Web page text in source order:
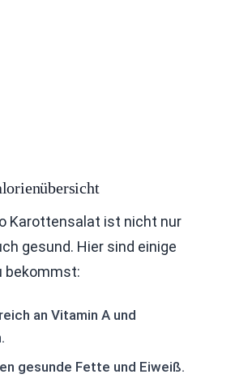
Karottensalat ist nicht nur
gesund. Hier sind einige
bekommst:
an Vitamin A und
gesunde Fette und Eiweiß.